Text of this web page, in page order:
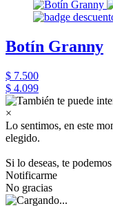
Botín Granny
$ 7.500
$ 4.099
×
Lo sentimos, en este
elegido.
Si lo deseas, te
Notificarme
No gracias